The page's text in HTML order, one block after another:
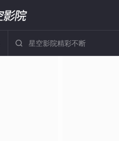
